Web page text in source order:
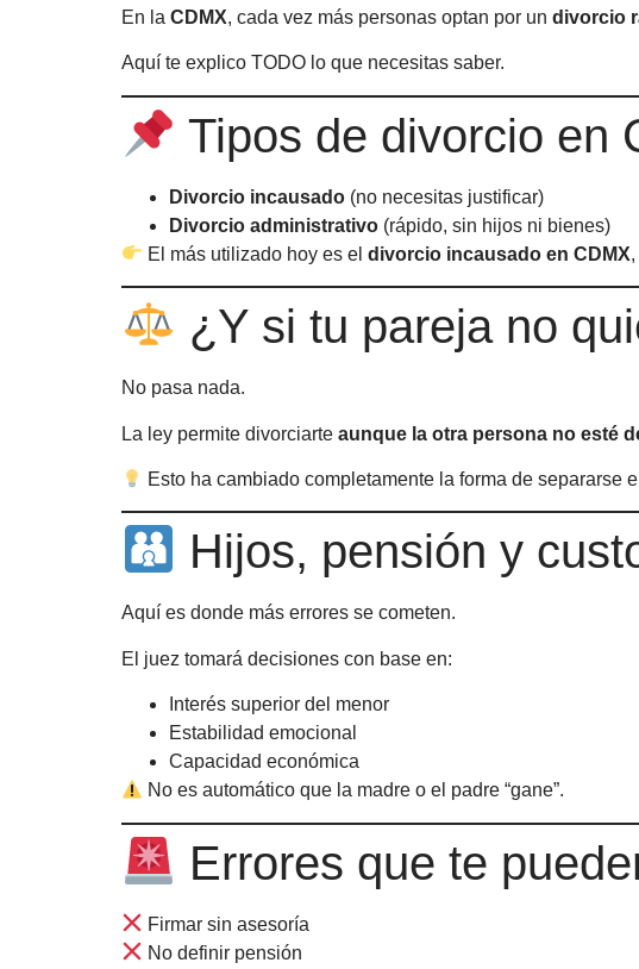
En la CDMX, cada vez más personas optan por un divorcio
Aquí te explico TODO lo que necesitas saber.
Tipos de divorcio en
Divorcio incausado (no necesitas justificar)
Divorcio administrativo (rápido, sin hijos ni bienes)
El más utilizado hoy es eldivorcio incausado en CDMX
¿Y si tu pareja no
No pasa nada.
La ley permite divorciarte aunque la otra persona no esté
Esto ha cambiado completamente la forma de separarse
Hijos, pensión y
Aquí es donde más errores se cometen.
El juez tomará decisiones con base en:
Interés superior del menor
Estabilidad emocional
Capacidad económica
No es automático que la madre o el padre “gane”.
Errores que te
Firmar sin asesoría
No definir pensión